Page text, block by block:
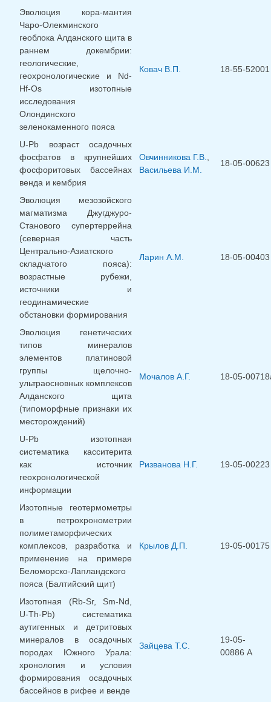
Эволюция кора-мантия
Чаро-Олекминского
геоблока Алданского щита в
раннем докембрии:
геологические,
геохронологические и Nd-
Hf-Os изотопные
исследования
Олондинского
зеленокаменного пояса
Ковач В.П. 18-55-52001
U-Pb возраст осадочных
фосфатов в крупнейших
фосфоритовых бассейнах
венда и кембрия
Овчинникова Г.В.
Васильева И.М.
18-05-00623
Эволюция мезозойского
магматизма Джугджуро-
Станового супертеррейна
(северная часть
Центрально-Азиатского
складчатого пояса):
возрастные рубежи,
источники и
геодинамические
обстановки формирования
Ларин А.М. 18-05-00403
Эволюция генетических
типов минералов
элементов платиновой
группы щелочно-
ультраосновных комплексов
Алданского щита
(типоморфные признаки их
месторождений)
Мочалов А.Г. 18-05-
U-Pb изотопная
систематика касситерита
как источник
геохронологической
информации
Ризванова Н.Г. 19-05-00223
Изотопные геотермометры
в петрохронометрии
полиметаморфических
комплексов, разработка и
применение на примере
Беломорско-Лапландского
пояса (Балтийский щит)
Крылов Д.П. 19-05-00175
Изотопная (Rb-Sr, Sm-Nd,
U-Th-Pb) систематика
аутигенных и детритовых
минералов в осадочных
породах Южного Урала:
хронология и условия
формирования осадочных
бассейнов в рифее и венде
Зайцева Т.С.
19-05-
00886 А